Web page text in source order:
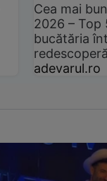
Cea mai
2026 –
bucătăria
adevarul.ro